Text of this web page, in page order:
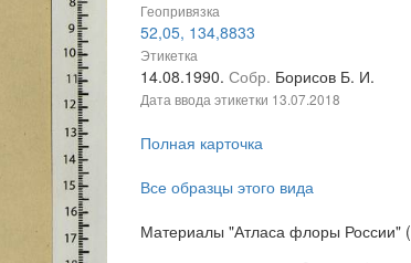
Геопривязка
52,05, 134,8833
Этикетка
14.08.1990. Собр. Борисов Б. И.
Дата ввода этикетки 13.07.2018
Полная карточка
Все образцы этого вида
Материалы "Атласа флоры России" (